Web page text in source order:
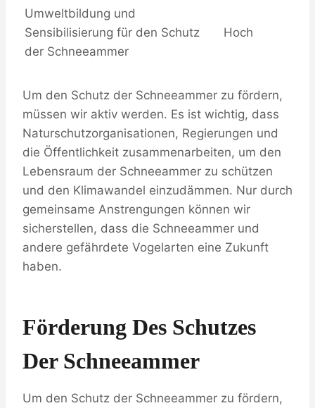
Umweltbildung und
Sensibilisierung für den Schutz
der Schneeammer
Hoch
Um den Schutz der Schneeammer zu fördern,
müssen wir aktiv werden. Es ist wichtig, dass
Naturschutzorganisationen, Regierungen und
die Öffentlichkeit zusammenarbeiten, um den
Lebensraum der Schneeammer zu schützen
und den Klimawandel einzudämmen. Nur durch
gemeinsame Anstrengungen können wir
sicherstellen, dass die Schneeammer und
andere gefährdete Vogelarten eine Zukunft
haben.
Förderung Des Schutzes
Der Schneeammer
Um den Schutz der Schneeammer zu fördern,